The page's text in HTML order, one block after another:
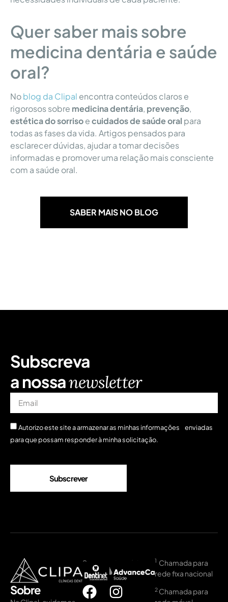
Quer saber mais sobre
medicina dentária e saúde
oral?
Noblog da Clipal encontra conteúdos claros e
rigorosos sobre medicina dentária, prevenção,
estética do sorrisoecuidados de saúde oral para
todas as fases da vida. Artigos pensados para
esclarecer dúvidas, ajudar a tomar decisões
informadas e promover uma relação mais consciente
com a saúde oral.
SABER MAIS NO BLOG
Subscreva
a nossanewsletter
Autorizo ​​este site a armazenar as minhas informações enviadas
para que possam responder à minha solicitação.
Subscrever
Sobre
Seguros de saúde: 1 Chamada para
rede fixa nacional
2️ Chamada para